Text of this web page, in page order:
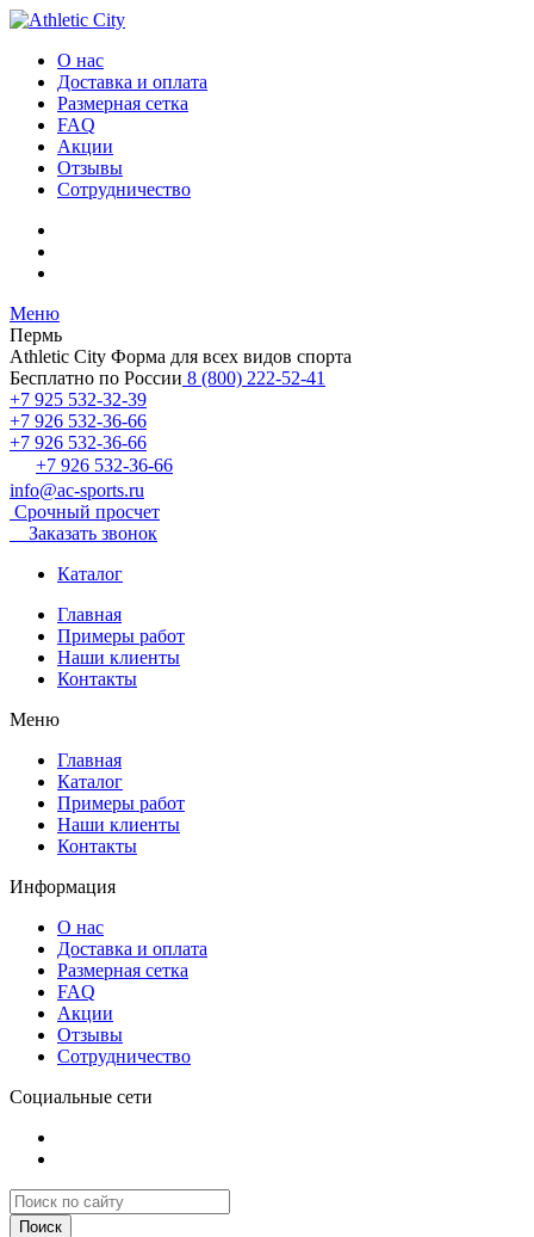
О нас
Доставка и оплата
Размерная сетка
FAQ
Акции
Отзывы
Сотрудничество
Меню
Пермь
Athletic City Форма для всех видов спорта
Бесплатно по России 8 (800) 222-52-41
+7 925 532-32-39
+7 926 532-36-66
+7 926 532-36-66
+7 926 532-36-66
info@ac-sports.ru
Срочный просчет
Заказать звонок
Каталог
Главная
Примеры работ
Наши клиенты
Контакты
Меню
Главная
Каталог
Примеры работ
Наши клиенты
Контакты
Информация
О нас
Доставка и оплата
Размерная сетка
FAQ
Акции
Отзывы
Сотрудничество
Социальные сети
Поиск